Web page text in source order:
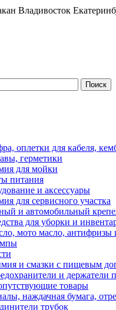
Владивосток
оплетки для кабеля,
герметики
для мойки
питания
и аксессуары
для сервисного участка
и автомобильный
для уборки и
мото масло, антифризы
и смазки с пищевым
и держатели
товары
наждачная бумага,
трубок